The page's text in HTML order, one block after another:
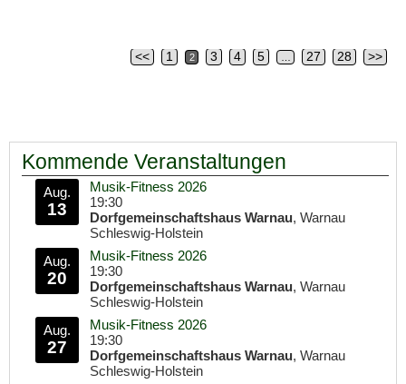
<< 1 2 3 4 5 27 28 >>
Kommende Veranstaltungen
Aug.
13
Musik-Fitness 2026
19:30
Dorfgemeinschaftshaus Warnau, Warnau
Schleswig-Holstein
Aug.
20
Musik-Fitness 2026
19:30
Dorfgemeinschaftshaus Warnau, Warnau
Schleswig-Holstein
Aug.
27
Musik-Fitness 2026
19:30
Dorfgemeinschaftshaus Warnau, Warnau
Schleswig-Holstein